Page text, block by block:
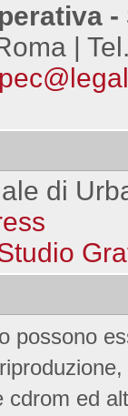
|
di
possono
ed